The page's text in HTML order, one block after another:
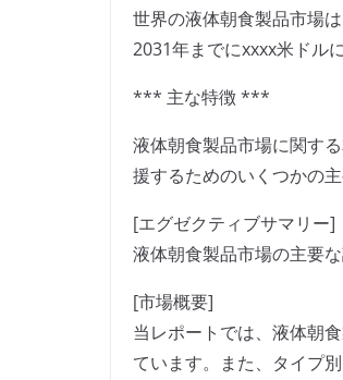
世界の液体朝食製品市場
2031年までにxxxx米ドル
*** 主な特徴 ***
液体朝食製品市場に関す
援するためのいくつかの
[エグゼクティブサマリー]
液体朝食製品市場の主要
[市場概要]
当レポートでは、液体朝
ています。また、タイプ